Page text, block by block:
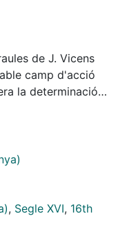
de J. Vicens
camp d'acció
la determinació i
en general,
se en la trama
eren
econòmic que
repercussions
el seu
, Segle XVI, 16th